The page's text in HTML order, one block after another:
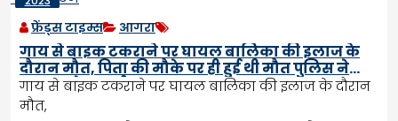
फ्रेंड्स टाइम्स आगरा
गाय से बाइक टकराने पर घायल बालिका की इलाज के
दौरान मौत, पिता की मौके पर ही हुई थी मौत पुलिस ने
कराया पोस्टमार्टम
गाय से बाइक टकराने पर घायल बालिका की इलाज के दौरान
मौत,